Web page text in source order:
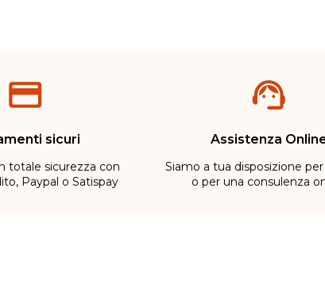
sicuri
totale sicurezza con
Paypal o Satispay
Assistenza
Siamo a tua disposizione
o per una consulenza